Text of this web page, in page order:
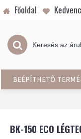
Főoldal
BEÉPÍTHETŐ
BK-150 ECO